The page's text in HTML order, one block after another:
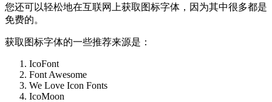
您还可以轻松地在互联网上获取图标字体，因为其中很多都是
免费的。
获取图标字体的一些推荐来源是：
IcoFont
Font Awesome
We Love Icon Fonts
IcoMoon